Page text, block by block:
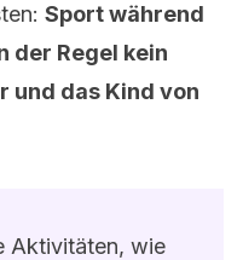
Sport während
der Regel kein
und das Kind von
Aktivitäten, wie